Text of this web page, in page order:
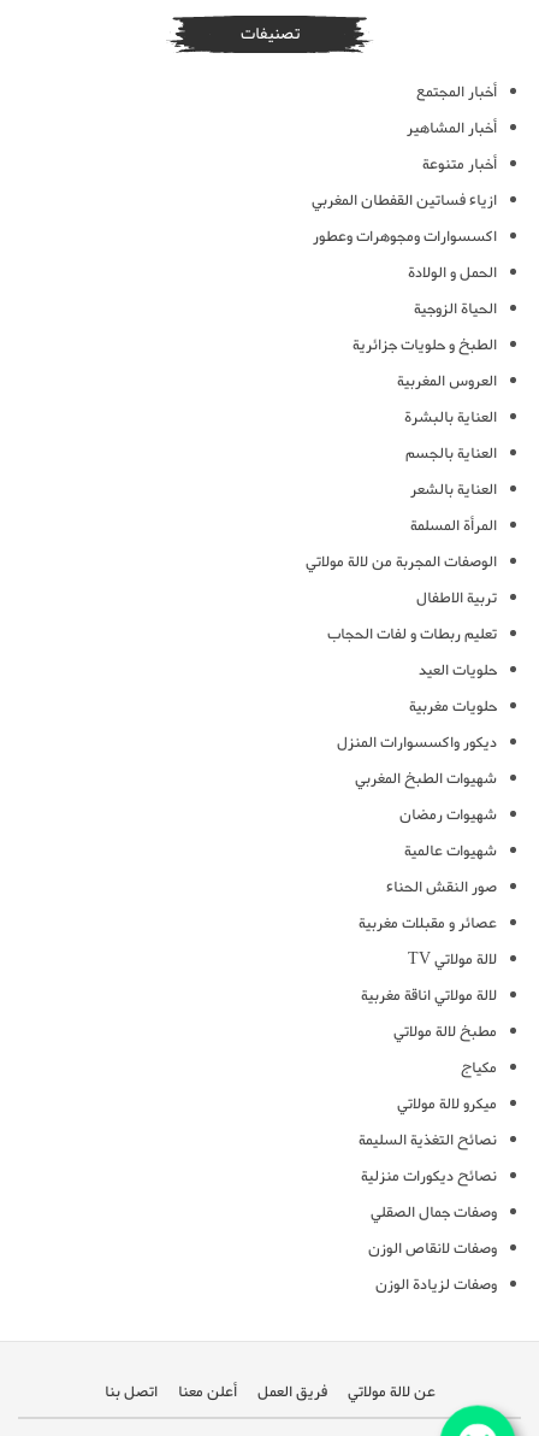
تصنيفات
أخبار المجتمع
أخبار المشاهير
أخبار متنوعة
ازياء فساتين القفطان المغربي
اكسسوارات ومجوهرات وعطور
الحمل و الولادة
الحياة الزوجية
الطبخ و حلويات جزائرية
العروس المغربية
العناية بالبشرة
العناية بالجسم
العناية بالشعر
المرأة المسلمة
الوصفات المجربة من لالة مولاتي
تربية الاطفال
تعليم ربطات و لفات الحجاب
حلويات العيد
حلويات مغربية
ديكور واكسسوارات المنزل
شهيوات الطبخ المغربي
شهيوات رمضان
شهيوات عالمية
صور النقش الحناء
عصائر و مقبلات مغربية
لالة مولاتي TV
لالة مولاتي اناقة مغربية
مطبخ لالة مولاتي
مكياج
ميكرو لالة مولاتي
نصائح التغذية السليمة
نصائح ديكورات منزلية
وصفات جمال الصقلي
وصفات لانقاص الوزن
وصفات لزيادة الوزن
عن لالة مولاتي فريق العمل أعلن معنا اتصل بنا